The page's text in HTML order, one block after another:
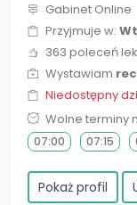
Gabinet Online
Przyjmuje w: Wt
363 poleceń
Wystawiam
Niedostępny
Wolne terminy
07:00 07:15
Pokaż profil